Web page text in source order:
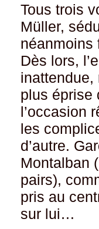
Tous trois
Müller,
néanmoins
Dès lors,
plus éprise
l’occasion
les
d’autre.
Montalban
pairs),
pris au
sur lui…